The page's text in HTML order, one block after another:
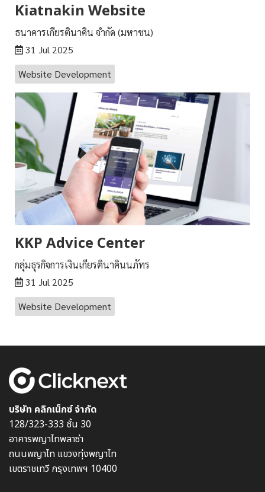
Kiatnakin Website
ธนาคารเกียรตินาคิน จำกัด (มหาชน)
31 Jul 2025
Website Development
KKP Advice Center
กลุ่มธุรกิจการเงินเกียรตินาคินนภัทร
31 Jul 2025
Website Development
บริษัท คลิกเน็กซ์ จำกัด
128/323-333 ชั้น 30
อาคารพญาไทพลาซ่า
ถนนพญาไท แขวงทุ่งพญาไท
เขตราชเทวี กรุงเทพฯ 10400